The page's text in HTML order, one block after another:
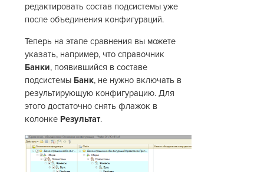
редактировать состав подсистемы уже
после объединения конфигураций.
Теперь на этапе сравнения вы можете
указать, например, что справочник
Банки, появившийся в составе
подсистемы Банк, не нужно включать в
результирующую конфигурацию. Для
этого достаточно снять флажок в
колонке Результат.